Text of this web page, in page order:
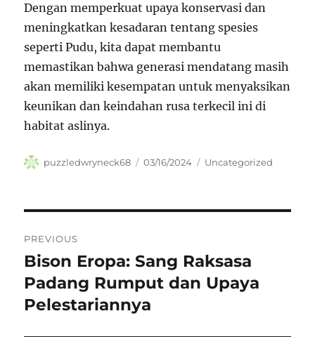
Dengan memperkuat upaya konservasi dan
meningkatkan kesadaran tentang spesies
seperti Pudu, kita dapat membantu
memastikan bahwa generasi mendatang masih
akan memiliki kesempatan untuk menyaksikan
keunikan dan keindahan rusa terkecil ini di
habitat aslinya.
Author
puzzledwryneck68
Posted
03/16/2024 Categories
Uncategorized
pos
PREVIOUS
Previous
post:
Bison Eropa: Sang Raksasa
Padang Rumput dan Upaya
Pelestariannya